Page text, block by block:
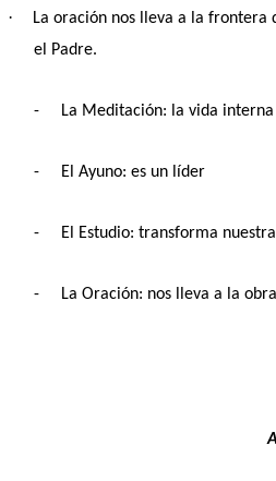
·
La oración nos lleva a la frontera
el Padre.
- La Meditación: la vida interna
- El Ayuno: es un líder
- El Estudio: transforma
- La Oración: nos lleva a la